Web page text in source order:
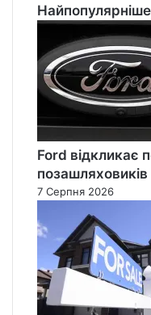
Найпопулярніше
Ford відкликає
позашляховиків
7 Серпня 2026